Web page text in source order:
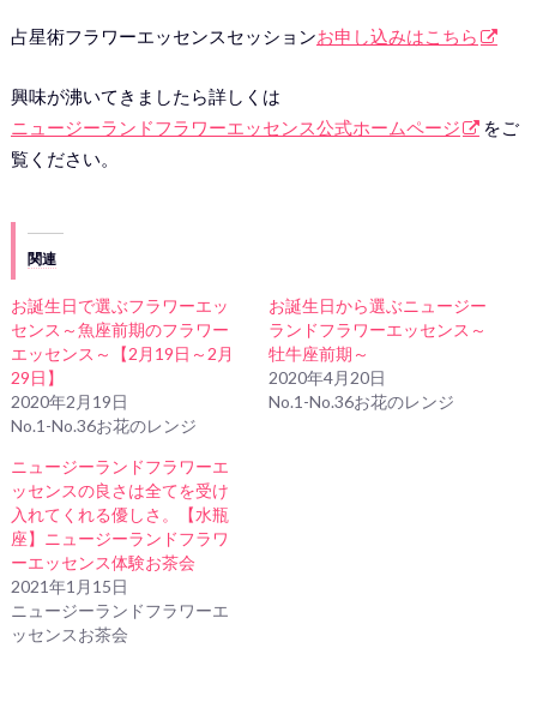
占星術フラワーエッセンスセッションお申し込みはこちら
興味が沸いてきましたら詳しくは
ニュージーランドフラワーエッセンス公式ホームページ
をご
覧ください。
関連
お誕生日で選ぶフラワーエッ
センス～魚座前期のフラワー
エッセンス～【2月19日～2月
29日】
2020年2月19日
No.1-No.36お花のレンジ
お誕生日から選ぶニュージー
ランドフラワーエッセンス～
牡牛座前期～
2020年4月20日
No.1-No.36お花のレンジ
ニュージーランドフラワーエ
ッセンスの良さは全てを受け
入れてくれる優しさ。【水瓶
座】ニュージーランドフラワ
ーエッセンス体験お茶会
2021年1月15日
ニュージーランドフラワーエ
ッセンスお茶会